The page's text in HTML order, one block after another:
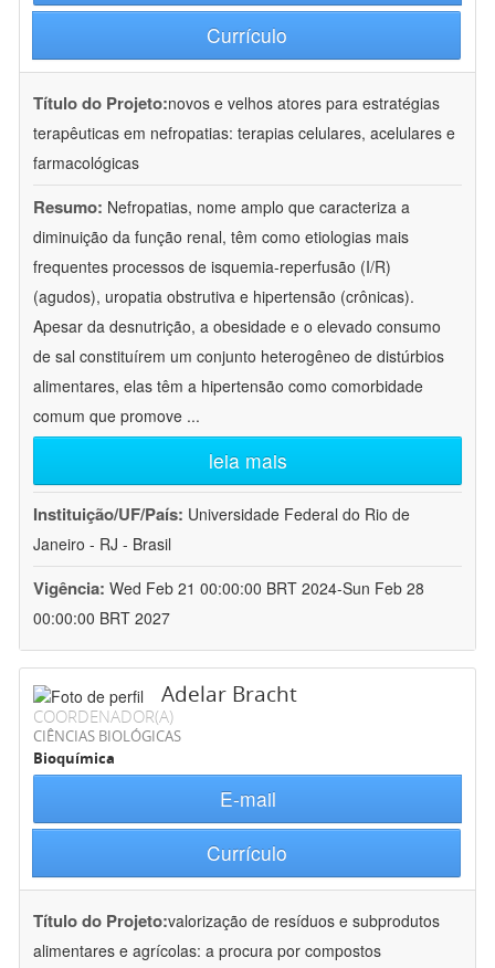
Currículo
Título do Projeto:novos e velhos atores para estratégias
terapêuticas em nefropatias: terapias celulares, acelulares e
farmacológicas
Resumo: Nefropatias, nome amplo que caracteriza a
diminuição da função renal, têm como etiologias mais
frequentes processos de isquemia-reperfusão (I/R)
(agudos), uropatia obstrutiva e hipertensão (crônicas).
Apesar da desnutrição, a obesidade e o elevado consumo
de sal constituírem um conjunto heterogêneo de distúrbios
alimentares, elas têm a hipertensão como comorbidade
comum que promove ...
leia mais
Instituição/UF/País: Universidade Federal do Rio de
Janeiro - RJ - Brasil
Vigência: Wed Feb 21 00:00:00 BRT 2024-Sun Feb 28
00:00:00 BRT 2027
Adelar Bracht
COORDENADOR(A)
CIÊNCIAS BIOLÓGICAS
Bioquímica
E-mail
Currículo
Título do Projeto:valorização de resíduos e subprodutos
alimentares e agrícolas: a procura por compostos